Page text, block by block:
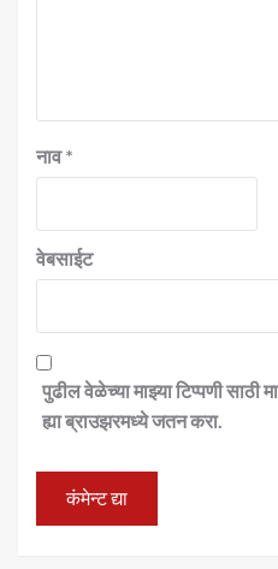
नाव*
वेबसाईट
पुढील वेळेच्या माझ्या टिप्पणी
ह्या ब्राउझरमध्ये जतन करा.